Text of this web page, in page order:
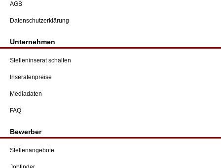
AGB
Datenschutzerklärung
Unternehmen
Stelleninserat schalten
Inseratenpreise
Mediadaten
FAQ
Bewerber
Stellenangebote